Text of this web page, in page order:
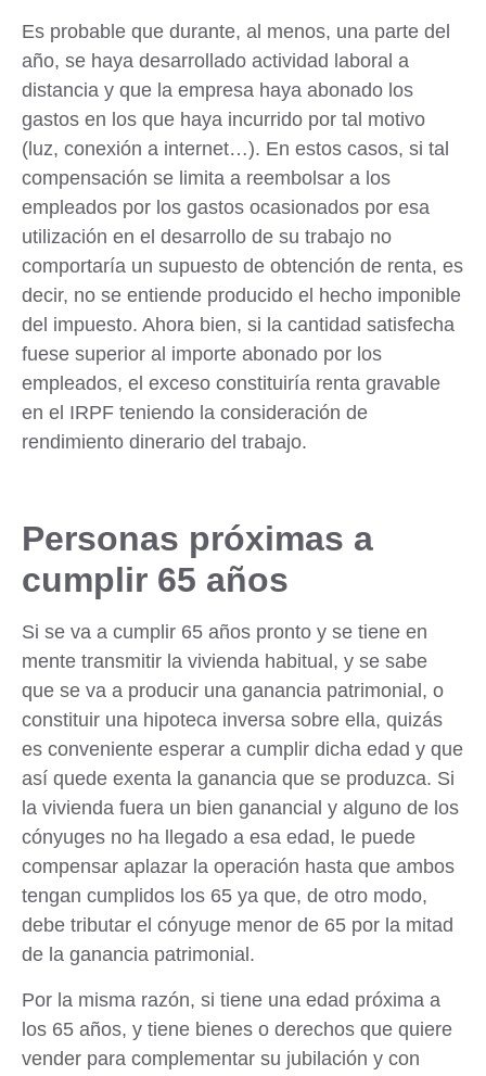
Es probable que durante, al menos, una parte del
año, se haya desarrollado actividad laboral a
distancia y que la empresa haya abonado los
gastos en los que haya incurrido por tal motivo
(luz, conexión a internet…). En estos casos, si tal
compensación se limita a reembolsar a los
empleados por los gastos ocasionados por esa
utilización en el desarrollo de su trabajo no
comportaría un supuesto de obtención de renta, es
decir, no se entiende producido el hecho imponible
del impuesto. Ahora bien, si la cantidad satisfecha
fuese superior al importe abonado por los
empleados, el exceso constituiría renta gravable
en el IRPF teniendo la consideración de
rendimiento dinerario del trabajo.
Personas próximas a
cumplir 65 años
Si se va a cumplir 65 años pronto y se tiene en
mente transmitir la vivienda habitual, y se sabe
que se va a producir una ganancia patrimonial, o
constituir una hipoteca inversa sobre ella, quizás
es conveniente esperar a cumplir dicha edad y que
así quede exenta la ganancia que se produzca. Si
la vivienda fuera un bien ganancial y alguno de los
cónyuges no ha llegado a esa edad, le puede
compensar aplazar la operación hasta que ambos
tengan cumplidos los 65 ya que, de otro modo,
debe tributar el cónyuge menor de 65 por la mitad
de la ganancia patrimonial.
Por la misma razón, si tiene una edad próxima a
los 65 años, y tiene bienes o derechos que quiere
vender para complementar su jubilación y con